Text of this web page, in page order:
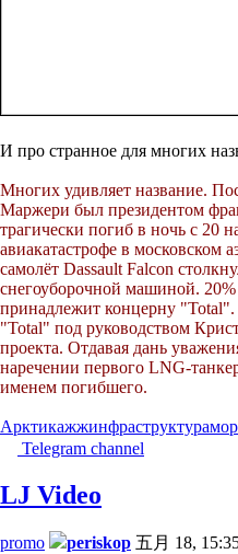
И про странное для многих
Многих удивляет название.
Маржери был президентом
трагически погиб в ночь с 20
авиакатастрофе в московском
самолёт Dassault Falcon
снегоуборочной машиной.
принадлежит концерну
"Тоtal" под руководством
проекта. Отдавая дань
наречении первого LNG-
именем погибшего.
Арктикажжинфраструктура
Telegram channel
LJ Video
promo periskop 五月 18,